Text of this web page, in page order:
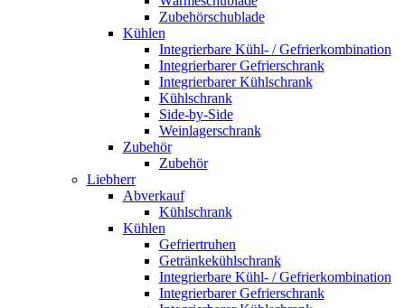
Zubehörschublade
Kühlen
Integrierbare Kühl- / Gefrierkombination
Integrierbarer Gefrierschrank
Integrierbarer Kühlschrank
Kühlschrank
Side-by-Side
Weinlagerschrank
Zubehör
Zubehör
Liebherr
Abverkauf
Kühlschrank
Kühlen
Gefriertruhen
Getränkekühlschrank
Integrierbare Kühl- / Gefrierkombination
Integrierbarer Gefrierschrank